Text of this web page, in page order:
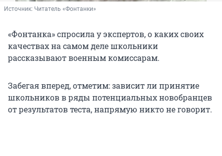
Источник: Читатель «Фонтанки»
«Фонтанка» спросила у экспертов, о каких своих
качествах на самом деле школьники
рассказывают военным комиссарам.
Забегая вперед, отметим: зависит ли принятие
школьников в ряды потенциальных новобранцев
от результатов теста, напрямую никто не говорит.